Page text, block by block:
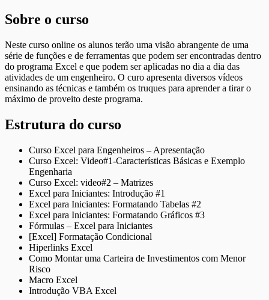
Sobre o curso
Neste curso online os alunos terão uma visão abrangente de uma
série de funções e de ferramentas que podem ser encontradas dentro
do programa Excel e que podem ser aplicadas no dia a dia das
atividades de um engenheiro. O curo apresenta diversos vídeos
ensinando as técnicas e também os truques para aprender a tirar o
máximo de proveito deste programa.
Estrutura do curso
Curso Excel para Engenheiros – Apresentação
Curso Excel: Video#1-Características Básicas e Exemplo
Engenharia
Curso Excel: video#2 – Matrizes
Excel para Iniciantes: Introdução #1
Excel para Iniciantes: Formatando Tabelas #2
Excel para Iniciantes: Formatando Gráficos #3
Fórmulas – Excel para Iniciantes
[Excel] Formatação Condicional
Hiperlinks Excel
Como Montar uma Carteira de Investimentos com Menor
Risco
Macro Excel
Introdução VBA Excel